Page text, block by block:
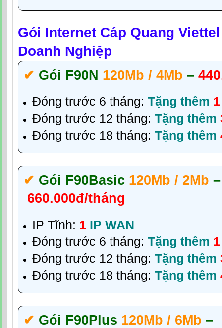
Gói Internet Cáp Quang
Doanh Nghiệp
✔‎ Gói F90N 120Mb / 4Mb –
Đóng trước 6 tháng: Tặng thêm 1
Đóng trước 12 tháng: Tặng thêm
Đóng trước 18 tháng: Tặng thêm
✔‎ Gói F90Basic 120Mb / 2Mb –
660.000đ/tháng
IP Tĩnh: 1 IP WAN
Đóng trước 6 tháng: Tặng thêm 1
Đóng trước 12 tháng: Tặng thêm
Đóng trước 18 tháng: Tặng thêm
✔‎ Gói F90Plus 120Mb / 6Mb –